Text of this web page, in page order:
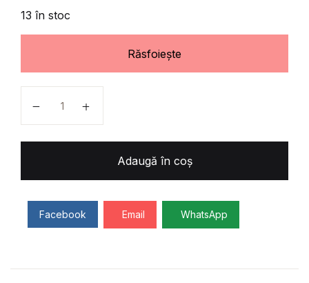
13 în stoc
Răsfoiește
Adaugă în coș
Facebook Email WhatsApp